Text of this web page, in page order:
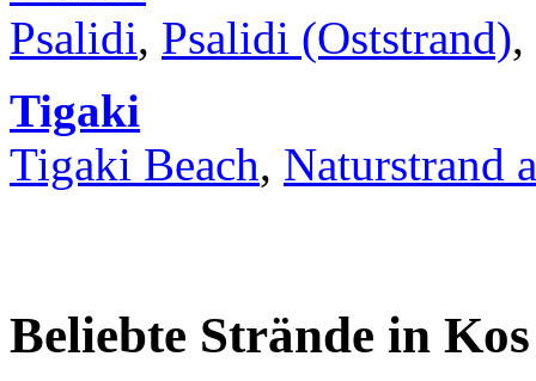
Psalidi, Psalidi (Oststrand),
Tigaki
Tigaki Beach, Naturstrand
Beliebte Strände in Kos